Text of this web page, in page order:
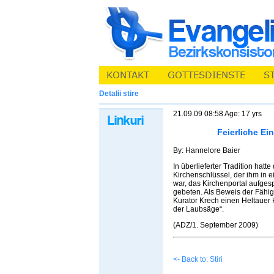
Detalii stire
21.09.09 08:58 Age: 17 yrs
Feierliche
By: Hannelore Baier
In überlieferter Tradition
Kirchenschlüssel, der ihm in
war, das Kirchenportal
gebeten. Als Beweis der
Kurator Krech einen
der Laubsäge“.
(ADZ/1. September 2009)
<- Back to: Stiri